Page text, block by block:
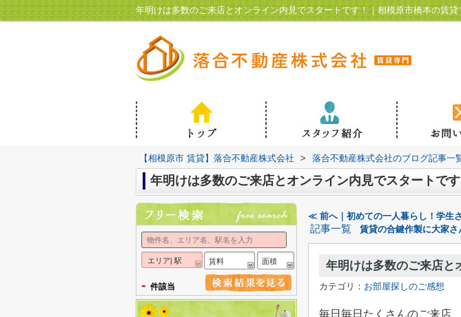
年明けは多数のご来店とオンライン内見でスタートです！｜相模原市橋本の賃
【相模原市 賃貸】落合不動産株式会社 > 落合不動産株式会社のブログ記事一
年明けは多数のご来店とオンライン内見でスタートです
≪ 前へ｜初めての一人暮らし！学生
記事一覧 賃貸の合鍵作製に大家
年明けは多数のご来店と
カテゴリ： お部屋探しのご感想
毎日毎日たくさんのご来店
エリア| 駅 賃料 面積
- 件該当